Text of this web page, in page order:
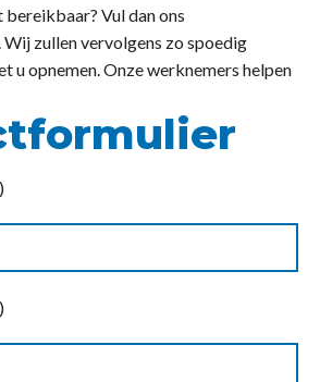
Vul dan ons
zullen vervolgens zo spoedig
u opnemen. Onze werknemers helpen